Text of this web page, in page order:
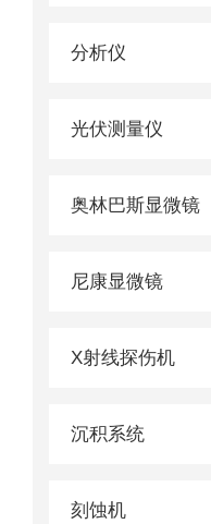
分析仪
光伏测量仪
奥林巴斯显微镜
尼康显微镜
X射线探伤机
沉积系统
刻蚀机